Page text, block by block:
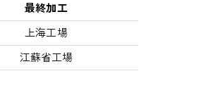
最終加工
上海工場
江蘇省工場